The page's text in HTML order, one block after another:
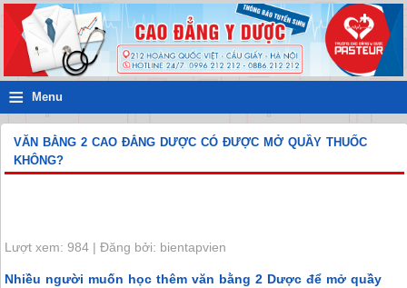
≡ Menu
VĂN BẰNG 2 CAO ĐẲNG DƯỢC CÓ ĐƯỢC MỞ QUẦY THUỐC
KHÔNG?
Lượt xem: 984 | Đăng bởi: bientapvien
Nhiều người muốn học thêm văn bằng 2 Dược để mở quầy